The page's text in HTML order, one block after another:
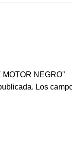
NEGRO”
Los